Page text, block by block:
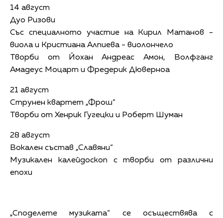
14 август
Дуо Ризови
Със специалното участие на Кирил Матанов -
виола и Кристиана Алпиева - виолончело
Творби от Йохан Андреас Амон, Волфганг
Амадеус Моцарт и Фредерик Дюверноа
21 август
Струнен квартет „Фрош“
Творби от Хенрик Гугецки и Роберт Шуман
28 август
Вокален състав „Славяни“
Музикален калейдоскоп с творби от различни
епохи
„Споделете музиката“ се осъществява с